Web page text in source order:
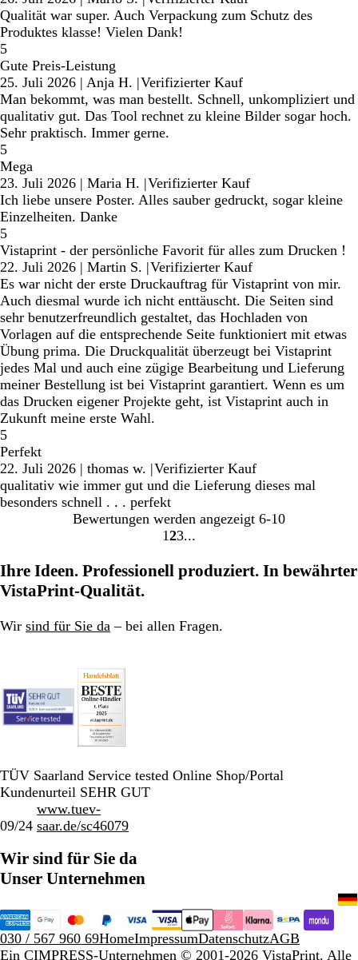
Qualität war super. Auch Verpackung zum Schutz des
Produktes klasse! Vielen Dank!
5
Gute Preis-Leistung
25. Juli 2026 | Anja H. |Verifizierter Kauf
Man bekommt, was man bestellt. Schnell, unkompliziert und
qualitativ gut. Das Tool rechnet zu kleine Bilder sogar hoch.
Sehr praktisch. Immer gerne.
5
Mega
23. Juli 2026 | Maria H. |Verifizierter Kauf
Ich liebe unsere Poster. Alles sauber gedruckt, sogar kleine
Einzelheiten. Danke
5
Vistaprint - der persönliche Favorit für alles zum Drucken !
22. Juli 2026 | Martin S. |Verifizierter Kauf
Es war nicht der erste Druckauftrag für Vistaprint von mir.
Auch diesmal wurde ich nicht enttäuscht. Die Seiten sind
sehr benutzerfreundlich gestaltet, das Hochladen von
Vorlagen auf die entsprechende Seite funktioniert mit etwas
Übung prima. Die Druckqualität überzeugt bei Vistaprint
jedes Mal und auch eine zügige Bearbeitung und Lieferung
meiner Bestellung ist bei Vistaprint garantiert. Wenn es um
das Drucken eigener Projekte geht, ist Vistaprint auch in
Zukunft meine erste Wahl.
5
Perfekt
22. Juli 2026 | thomas w. |Verifizierter Kauf
qualitativ wie immer gut und die Lieferung dieses mal
besonders schnell . . . perfekt
Bewertungen werden angezeigt 6-10
Gehe
Seite
1 Gehe
Seite
2Gehe
Seite
3
Ihre Ideen. Professionell produziert. In bewährter
VistaPrint-Qualität.
Wir sind für Sie da – bei allen Fragen.
TÜV Saarland Service tested Online Shop/Portal
Kundenurteil SEHR GUT
09/24
www.tuev-
saar.de/sc46079
Wir sind für Sie da
Unser Unternehmen
030 / 567 960 69HomeImpressumDatenschutzAGB
Ein CIMPRESS-Unternehmen © 2001-2026 VistaPrint. Alle